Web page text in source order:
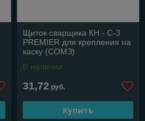
Щиток сварщика КН - С-3
PREMIER для крепления на
каску (СОМЗ)
В наличии
31,72 руб.
Купить